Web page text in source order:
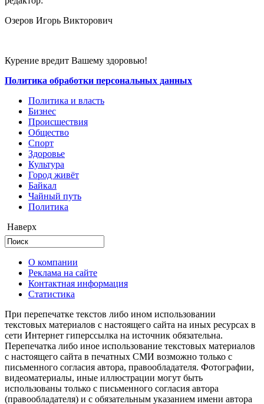
Озеров Игорь Викторович
Курение вредит Вашему здоровью!
Политика обработки персональных данных
Политика и власть
Бизнес
Происшествия
Общество
Cпорт
Здоровье
Культура
Город живёт
Байкал
Чайный путь
Политика
Наверх
О компании
Реклама на сайте
Контактная информация
Статистика
При перепечатке текстов либо ином использовании
текстовых материалов с настоящего сайта на иных ресурсах в
сети Интернет гиперссылка на источник обязательна.
Перепечатка либо иное использование текстовых материалов
с настоящего сайта в печатных СМИ возможно только с
письменного согласия автора, правообладателя. Фотографии,
видеоматериалы, иные иллюстрации могут быть
использованы только с письменного согласия автора
(правообладателя) и с обязательным указанием имени автора